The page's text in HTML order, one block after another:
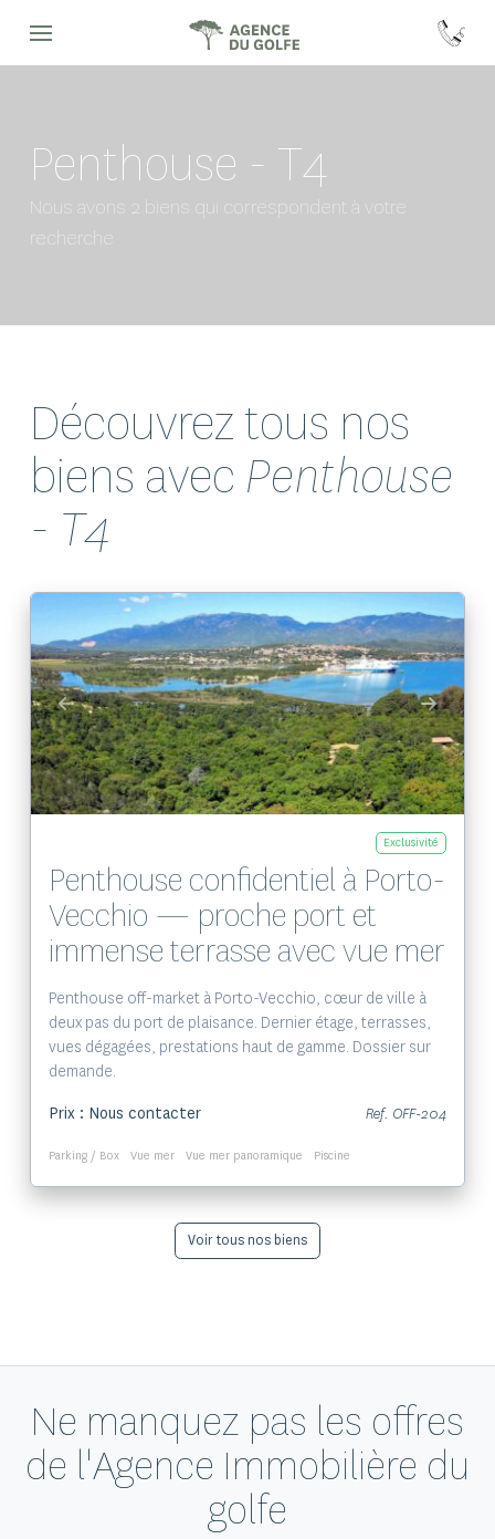
Penthouse - T4
Nous avons 2 biens qui correspondent à votre
recherche
Découvrez tous nos
biens avec Penthouse
- T4
Exclusivité
Penthouse confidentiel à Porto-
Vecchio — proche port et
immense terrasse avec vue mer
Penthouse off-market à Porto-Vecchio, cœur de ville à
deux pas du port de plaisance. Dernier étage, terrasses,
vues dégagées, prestations haut de gamme. Dossier sur
demande.
Prix : Nous contacter
Ref. OFF-204
Parking / Box Vue mer Vue mer panoramique Piscine
Voir tous nos biens
Ne manquez pas les offres
de l'Agence Immobilière du
golfe